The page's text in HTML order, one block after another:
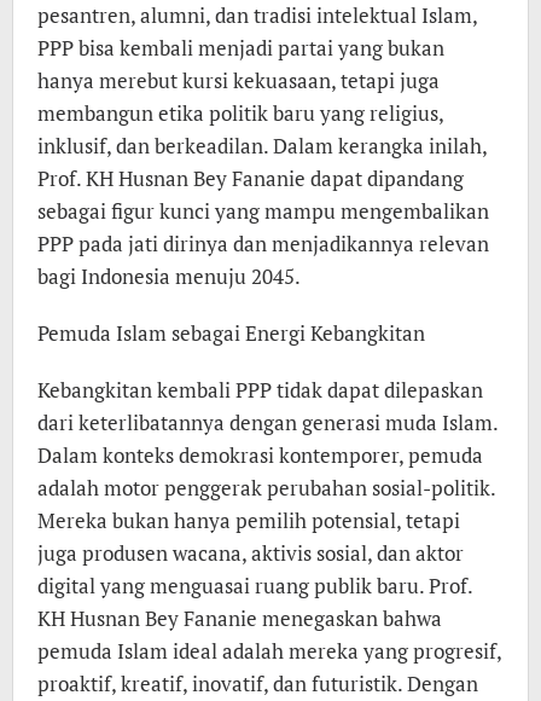
pesantren, alumni, dan tradisi intelektual Islam,
PPP bisa kembali menjadi partai yang bukan
hanya merebut kursi kekuasaan, tetapi juga
membangun etika politik baru yang religius,
inklusif, dan berkeadilan. Dalam kerangka inilah,
Prof. KH Husnan Bey Fananie dapat dipandang
sebagai figur kunci yang mampu mengembalikan
PPP pada jati dirinya dan menjadikannya relevan
bagi Indonesia menuju 2045.
Pemuda Islam sebagai Energi Kebangkitan
Kebangkitan kembali PPP tidak dapat dilepaskan
dari keterlibatannya dengan generasi muda Islam.
Dalam konteks demokrasi kontemporer, pemuda
adalah motor penggerak perubahan sosial-politik.
Mereka bukan hanya pemilih potensial, tetapi
juga produsen wacana, aktivis sosial, dan aktor
digital yang menguasai ruang publik baru. Prof.
KH Husnan Bey Fananie menegaskan bahwa
pemuda Islam ideal adalah mereka yang progresif,
proaktif, kreatif, inovatif, dan futuristik. Dengan